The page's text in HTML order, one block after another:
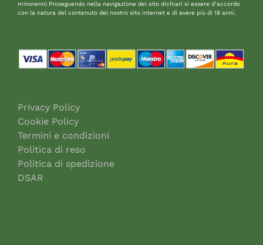
minorenni.Proseguendo nella navigazione del sito dichiari si essere d’accordo
con la natura del contenuto del nostro sito internet e di avere più di 18 anni.
Privacy Policy
Cookie Policy
Termini e condizioni
Politica di reso
Politica di spedizione
DSAR